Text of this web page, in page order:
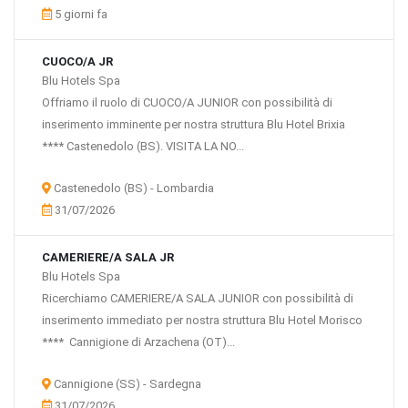
Alberghi e ristoranti
Turismo
Telecomunicazioni (servizi)
Banche e parabancario
Informatica, software, servizi EDP e attività connesse
Consulenza aziendale, attività professionali e servizi per le aziende
Istruzione
Sanità e servizi sociali
Altre attività dei servizi
Elettrodomestici
5 giorni fa
CUOCO/A JR
Blu Hotels Spa
Offriamo il ruolo di CUOCO/A JUNIOR con possibilità di
inserimento imminente per nostra struttura Blu Hotel Brixia
**** Castenedolo (BS). VISITA LA NO...
Castenedolo (BS) - Lombardia
31/07/2026
CAMERIERE/A SALA JR
Blu Hotels Spa
Ricerchiamo CAMERIERE/A SALA JUNIOR con possibilità di
inserimento immediato per nostra struttura Blu Hotel Morisco
**** Cannigione di Arzachena (OT)...
Cannigione (SS) - Sardegna